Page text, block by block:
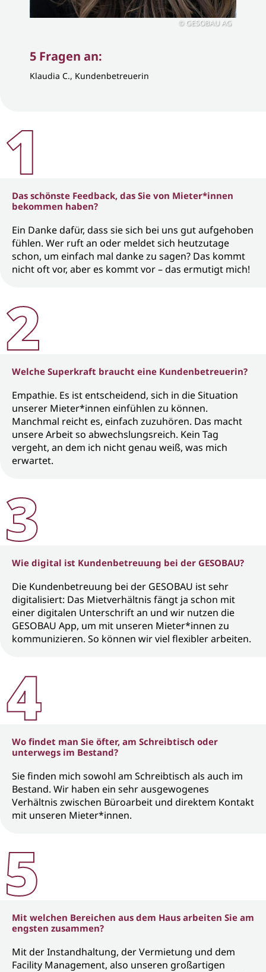
GESOBAU AG
5 Fragen an:
Klaudia C., Kundenbetreuerin
Das schönste Feedback, das Sie von Mieter*innen
bekommen haben?
Ein Danke dafür, dass sie sich bei uns gut aufgehoben
fühlen. Wer ruft an oder meldet sich heutzutage
schon, um einfach mal danke zu sagen? Das kommt
nicht oft vor, aber es kommt vor – das ermutigt mich!
Welche Superkraft braucht eine Kundenbetreuerin?
Empathie. Es ist entscheidend, sich in die Situation
unserer Mieter*innen einfühlen zu können.
Manchmal reicht es, einfach zuzuhören. Das macht
unsere Arbeit so abwechslungsreich. Kein Tag
vergeht, an dem ich nicht genau weiß, was mich
erwartet.
Wie digital ist Kundenbetreuung bei der GESOBAU?
Die Kundenbetreuung bei der GESOBAU ist sehr
digitalisiert: Das Mietverhältnis fängt ja schon mit
einer digitalen Unterschrift an und wir nutzen die
GESOBAU App, um mit unseren Mieter*innen zu
kommunizieren. So können wir viel flexibler arbeiten.
Wo findet man Sie öfter, am Schreibtisch oder
unterwegs im Bestand?
Sie finden mich sowohl am Schreibtisch als auch im
Bestand. Wir haben ein sehr ausgewogenes
Verhältnis zwischen Büroarbeit und direktem Kontakt
mit unseren Mieter*innen.
Mit welchen Bereichen aus dem Haus arbeiten Sie am
engsten zusammen?
Mit der Instandhaltung, der Vermietung und dem
Facility Management, also unseren großartigen